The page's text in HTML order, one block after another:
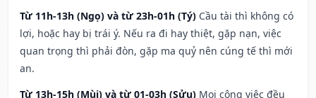
Từ 11h-13h (Ngọ) và từ 23h-01h (Tý) Cầu tài thì không có
lợi, hoặc hay bị trái ý. Nếu ra đi hay thiệt, gặp nạn, việc
quan trọng thì phải đòn, gặp ma quỷ nên cúng tế thì mới
an.
Từ 13h-15h (Mùi) và từ 01-03h (Sửu) Mọi công việc đều